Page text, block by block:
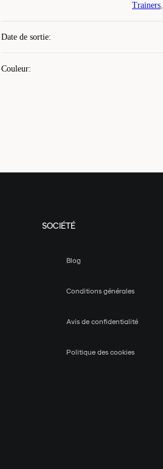
Trainers,
Date de sortie:
Couleur:
SOCIÉTÉ
Blog
Conditions générales
Avis de confidentialité
Politique des cookies